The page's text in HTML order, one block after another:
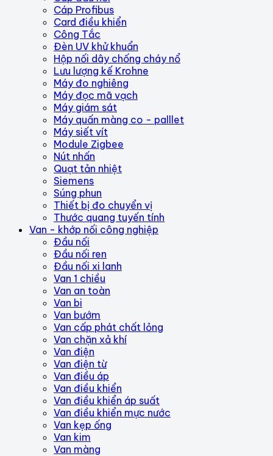
Cáp Profibus
Card điều khiển
Công Tắc
Đèn UV khử khuẩn
Hộp nối dây chống cháy nổ
Lưu lượng kế Krohne
Máy đo nghiêng
Máy đọc mã vạch
Máy giám sát
Máy quấn màng co - palllet
Máy siết vít
Module Zigbee
Nút nhấn
Quạt tản nhiệt
Siemens
Súng phun
Thiết bị đo chuyển vị
Thước quang tuyến tính
Van - khớp nối công nghiệp
Đầu nối
Đầu nối ren
Đầu nối xi lanh
Van 1 chiều
Van an toàn
Van bi
Van bướm
Van cấp phát chất lỏng
Van chặn xả khí
Van điện
Van điện từ
Van điều áp
Van điều khiển
Van điều khiển áp suất
Van điều khiển mực nước
Van kẹp ống
Van kim
Van màng